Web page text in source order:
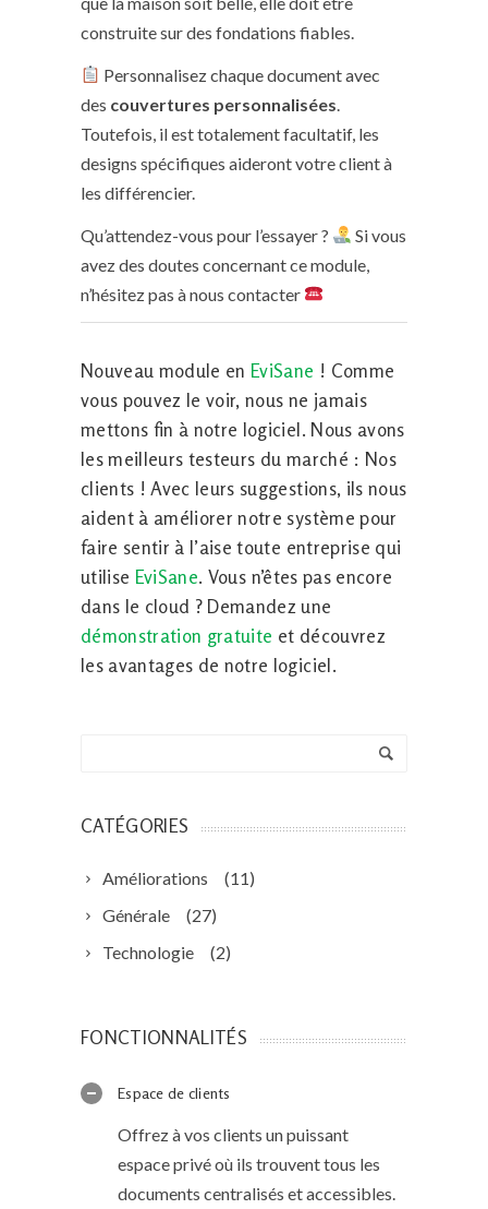
construite sur des fondations fiables.
Personnalisez chaque document avec
des couvertures personnalisées
Toutefois, il est totalement facultatif, les
designs spécifiques aideront votre client à
les différencier.
Qu’attendez-vous pour l’essayer ?
Si vous
avez des doutes concernant ce module,
n’hésitez pas à nous contacter
Nouveau module enEviSane ! Comme
vous pouvez le voir, nous ne jamais
mettons fin à notre logiciel. Nous avons
les meilleurs testeurs du marché : Nos
clients ! Avec leurs suggestions, ils nous
aident à améliorer notre système pour
faire sentir à l’aise toute entreprise qui
utilise EviSane. Vous n’êtes pas encore
dans le cloud ? Demandez une
démonstration gratuite et découvrez
les avantages de notre logiciel.
CATÉGORIES
Améliorations
(11)
Générale
(27)
Technologie
(2)
FONCTIONNALITÉS
Espace de clients
Offrez à vos clients un puissant
espace privé où ils trouvent tous les
documents centralisés et accessibles.